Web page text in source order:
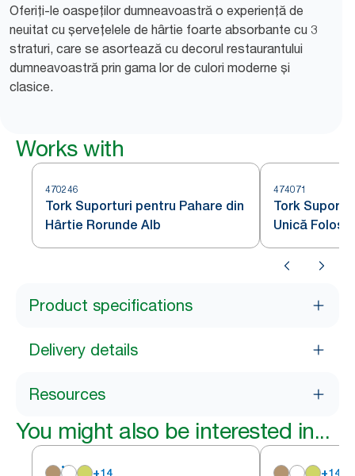
Oferiți-le oaspeților dumneavoastră o experiență de
neuitat cu șervețelele de hârtie foarte absorbante cu 3
straturi, care se asortează cu decorul restaurantului
dumneavoastră prin gama lor de culori moderne și
clasice.
Works with
470246
Tork Suporturi pentru Pahare din
Hârtie Rorunde Alb
474071
Tork
Unică
Product specifications
Delivery details
Resources
You might also be interested in...
+14 +14